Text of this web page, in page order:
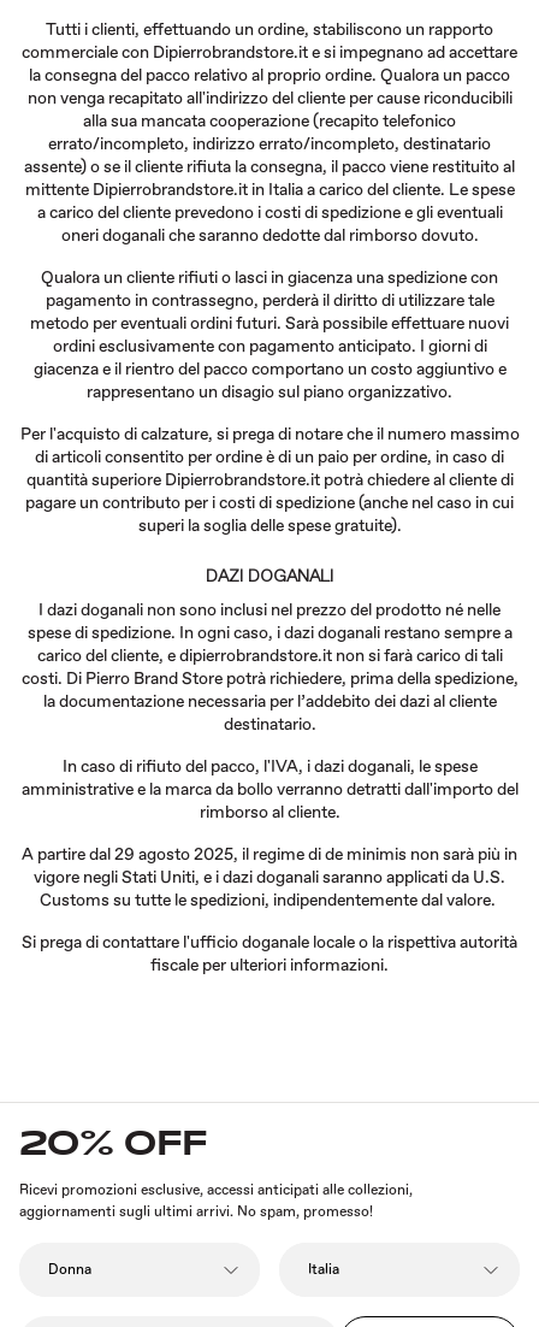
Tutti i clienti, effettuando un ordine, stabiliscono un rapporto
commerciale con Dipierrobrandstore.it e si impegnano ad accettare
la consegna del pacco relativo al proprio ordine. Qualora un pacco
non venga recapitato all'indirizzo del cliente per cause riconducibili
alla sua mancata cooperazione (recapito telefonico
errato/incompleto, indirizzo errato/incompleto, destinatario
assente) o se il cliente rifiuta la consegna, il pacco viene restituito al
mittente Dipierrobrandstore.it in Italia a carico del cliente. Le spese
a carico del cliente prevedono i costi di spedizione e gli eventuali
oneri doganali che saranno dedotte dal rimborso dovuto.
Qualora un cliente rifiuti o lasci in giacenza una spedizione con
pagamento in contrassegno, perderà il diritto di utilizzare tale
metodo per eventuali ordini futuri. Sarà possibile effettuare nuovi
ordini esclusivamente con pagamento anticipato. I giorni di
giacenza e il rientro del pacco comportano un costo aggiuntivo e
rappresentano un disagio sul piano organizzativo.
Per l'acquisto di calzature, si prega di notare che il numero massimo
di articoli consentito per ordine è di un paio per ordine, in caso di
quantità superiore Dipierrobrandstore.it potrà chiedere al cliente di
pagare un contributo per i costi di spedizione (anche nel caso in cui
superi la soglia delle spese gratuite).
DAZI DOGANALI
I dazi doganali non sono inclusi nel prezzo del prodotto né nelle
spese di spedizione. In ogni caso, i dazi doganali restano sempre a
carico del cliente, e dipierrobrandstore.it non si farà carico di tali
costi. Di Pierro Brand Store potrà richiedere, prima della spedizione,
la documentazione necessaria per l’addebito dei dazi al cliente
destinatario.
In caso di rifiuto del pacco, l'IVA, i dazi doganali, le spese
amministrative e la marca da bollo verranno detratti dall'importo del
rimborso al cliente.
A partire dal 29 agosto 2025, il regime di de minimis non sarà più in
vigore negli Stati Uniti, e i dazi doganali saranno applicati da U.S.
Customs su tutte le spedizioni, indipendentemente dal valore.
Si prega di contattare l'ufficio doganale locale o la rispettiva autorità
fiscale per ulteriori informazioni.
20% OFF
Ricevi promozioni esclusive, accessi anticipati alle collezioni,
aggiornamenti sugli ultimi arrivi. No spam, promesso!